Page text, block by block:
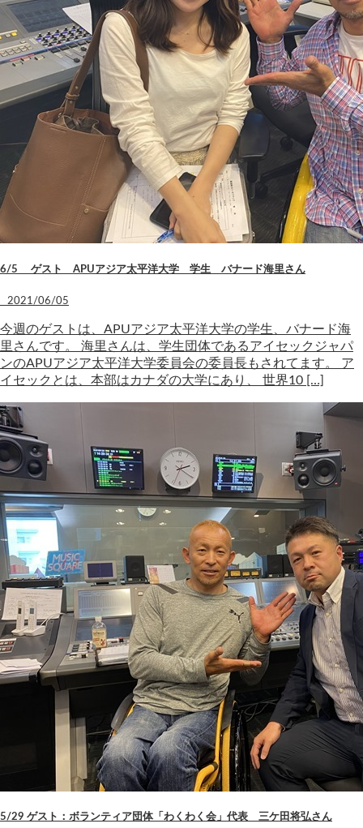
6/5 ゲスト APUアジア太平洋大学 学生 バナード海里さん
2021/06/05
今週のゲストは、APUアジア太平洋大学の学生、バナード海
里さんです。 海里さんは、学生団体であるアイセックジャパ
ンのAPUアジア太平洋大学委員会の委員長もされてます。 ア
イセックとは、本部はカナダの大学にあり、 世界10 […]
5/29 ゲスト：ボランティア団体「わくわく会」代表 三ケ田将弘さん